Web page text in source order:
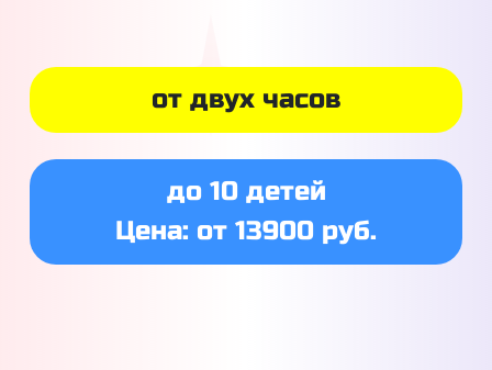
от двух часов
до 10 детей
Цена: от 13900 руб.